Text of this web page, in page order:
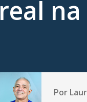
real na
Por